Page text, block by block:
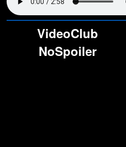
VideoClub
NoSpoiler